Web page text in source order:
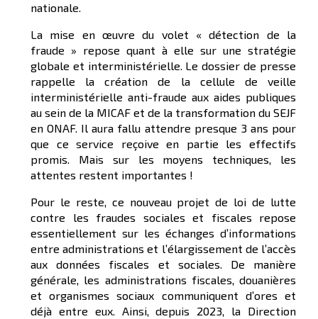
nationale.
La mise en œuvre du volet « détection de la
fraude » repose quant à elle sur une stratégie
globale et interministérielle. Le dossier de presse
rappelle la création de la cellule de veille
interministérielle anti-fraude aux aides publiques
au sein de la MICAF et de la transformation du SEJF
en ONAF. Il aura fallu attendre presque 3 ans pour
que ce service reçoive en partie les effectifs
promis. Mais sur les moyens techniques, les
attentes restent importantes !
Pour le reste, ce nouveau projet de loi de lutte
contre les fraudes sociales et fiscales repose
essentiellement sur les échanges d’informations
entre administrations et l’élargissement de l’accès
aux données fiscales et sociales. De manière
générale, les administrations fiscales, douanières
et organismes sociaux communiquent d’ores et
déjà entre eux. Ainsi, depuis 2023, la Direction